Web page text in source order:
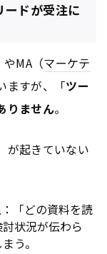
ドが受注に
MA（マーケテ
ますが、「ツー
りません。
が起きていない
：「どの資料を読
状況が伝わら
う。